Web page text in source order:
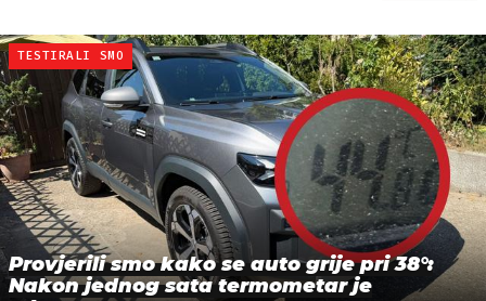
TESTIRALI SMO
Provjerili smo kako se auto grije pri 38°:
Nakon jednog sata termometar je